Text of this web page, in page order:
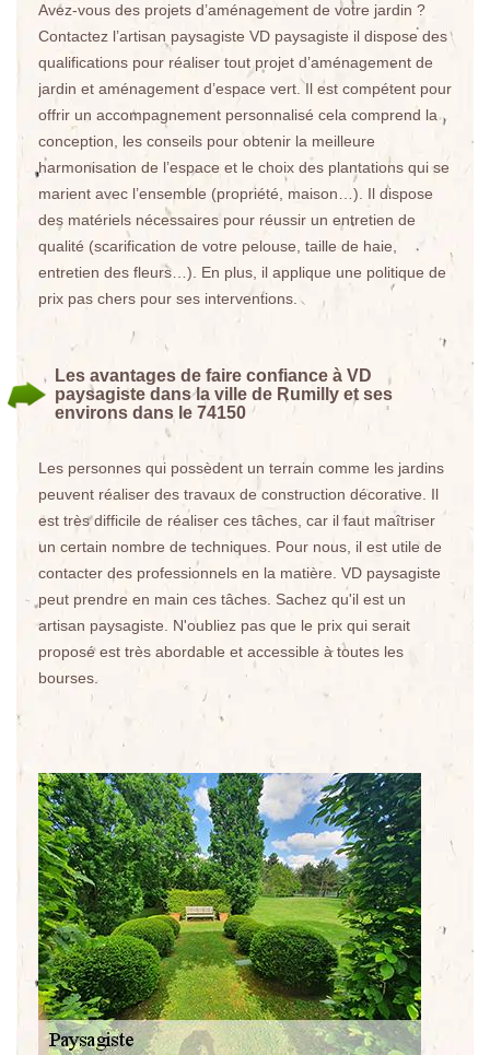
Avez-vous des projets d’aménagement de votre jardin ?
Contactez l’artisan paysagiste VD paysagiste il dispose des
qualifications pour réaliser tout projet d’aménagement de
jardin et aménagement d’espace vert. Il est compétent pour
offrir un accompagnement personnalisé cela comprend la
conception, les conseils pour obtenir la meilleure
harmonisation de l’espace et le choix des plantations qui se
marient avec l’ensemble (propriété, maison…). Il dispose
des matériels nécessaires pour réussir un entretien de
qualité (scarification de votre pelouse, taille de haie,
entretien des fleurs…). En plus, il applique une politique de
prix pas chers pour ses interventions.
Les avantages de faire confiance à VD
paysagiste dans la ville de Rumilly et ses
environs dans le 74150
Les personnes qui possèdent un terrain comme les jardins
peuvent réaliser des travaux de construction décorative. Il
est très difficile de réaliser ces tâches, car il faut maîtriser
un certain nombre de techniques. Pour nous, il est utile de
contacter des professionnels en la matière. VD paysagiste
peut prendre en main ces tâches. Sachez qu'il est un
artisan paysagiste. N'oubliez pas que le prix qui serait
proposé est très abordable et accessible à toutes les
bourses.